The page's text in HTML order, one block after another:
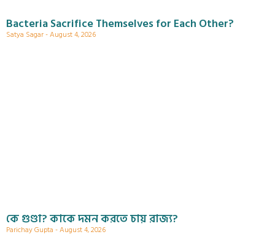
Bacteria Sacrifice Themselves for Each Other?
Satya Sagar August 4, 2026
কে গুণ্ডা? কাকে দমন করতে চায় রাজ্য?
Parichay Gupta August 4, 2026